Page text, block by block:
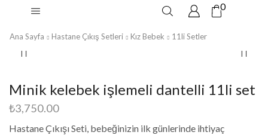
0
Ana Sayfa Hastane Çıkış Setleri Kız Bebek 11li Setler
Minik kelebek işlemeli dantelli 11li set
₺3,750.00
Hastane Çıkışı Seti, bebeğinizin ilk günlerinde ihtiyaç